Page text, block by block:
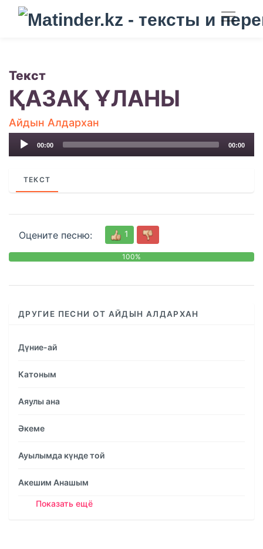
Текст
ҚАЗАҚ ҰЛАНЫ
Айдын Алдархан
Audio
00:00 00:00
ТЕКСТ
Оцените песню: 1
100%
ДРУГИЕ ПЕСНИ ОТ АЙДЫН АЛДАРХАН
Дүние-ай
Катоным
Аяулы ана
Әкеме
Ауылымда күнде той
Акешим Анашым
Показать ещё